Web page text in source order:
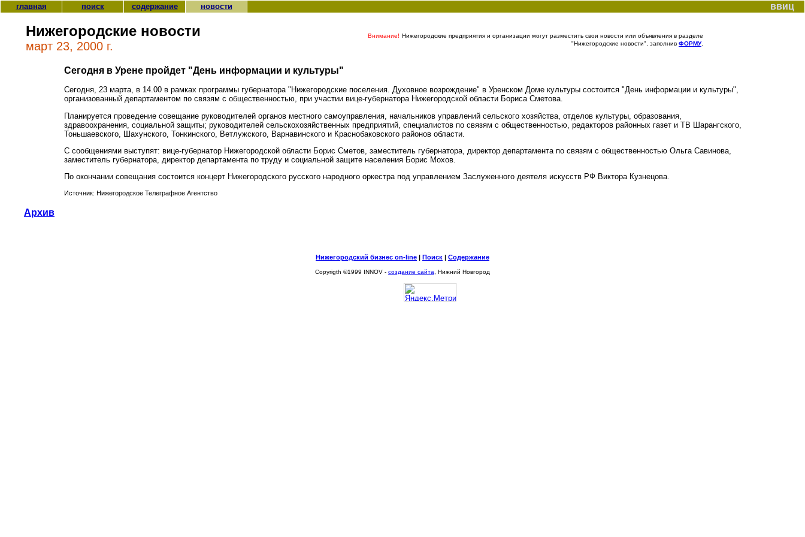
главная поиск содержание новости ввиц
Нижегородские новости
март 23, 2000 г.
Внимание! Нижегородские предприятия и организации могут разместить свои новости или объявления в разделе
"Нижегородские новости", заполнив ФОРМУ.
Сегодня в Урене пройдет "День информации и культуры"
Сегодня, 23 марта, в 14.00 в рамках программы губернатора "Нижегородские поселения. Духовное возрождение" в Уренском Доме культуры состоится "День информации и культуры",
организованный департаментом по связям с общественностью, при участии вице-губернатора Нижегородской области Бориса Сметова.
Планируется проведение совещание руководителей органов местного самоуправления, начальников управлений сельского хозяйства, отделов культуры, образования,
здравоохранения, социальной защиты; руководителей сельскохозяйственных предприятий, специалистов по связям с общественностью, редакторов районных газет и ТВ Шарангского,
Тоньшаевского, Шахунского, Тонкинского, Ветлужского, Варнавинского и Краснобаковского районов области.
С сообщениями выступят: вице-губернатор Нижегородской области Борис Сметов, заместитель губернатора, директор департамента по связям с общественностью Ольга Савинова,
заместитель губернатора, директор департамента по труду и социальной защите населения Борис Мохов.
По окончании совещания состоится концерт Нижегородского русского народного оркестра под управлением Заслуженного деятеля искусств РФ Виктора Кузнецова.
Источник: Нижегородское Телеграфное Агентство
Архив
Нижегородский бизнес on-line | Поиск | Содержание
Copyrigth ©1999 INNOV - создание сайта , Нижний Новгород